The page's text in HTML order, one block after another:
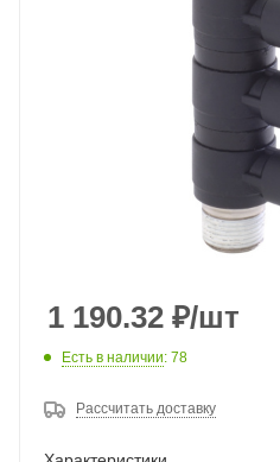
1 190.32 ₽/шт
Есть в наличии: 78
Рассчитать доставку